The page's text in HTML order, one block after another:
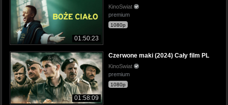
01:50:23
KinoSwiat
premium
1080p
01:58:09
Czerwone maki (2024) Cały film PL
KinoSwiat
premium
1080p